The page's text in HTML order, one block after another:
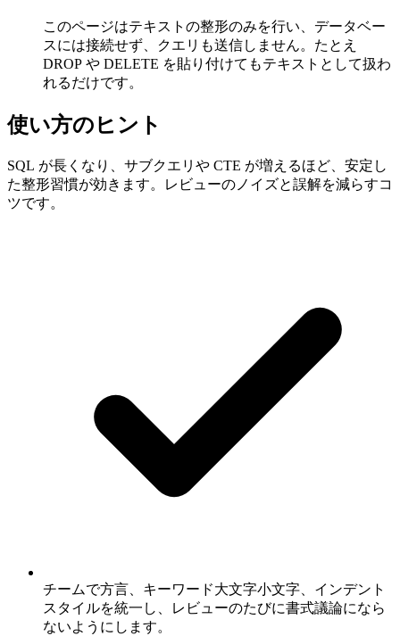
このページはテキストの整形のみを行い、データベー
スには接続せず、クエリも送信しません。たとえ
DROP や DELETE を貼り付けてもテキストとして扱わ
れるだけです。
使い方のヒント
SQL が長くなり、サブクエリや CTE が増えるほど、安定し
た整形習慣が効きます。レビューのノイズと誤解を減らすコ
ツです。
チームで方言、キーワード大文字小文字、インデント
スタイルを統一し、レビューのたびに書式議論になら
ないようにします。